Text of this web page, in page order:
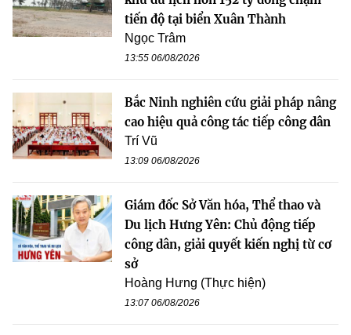
tiến độ tại biển Xuân Thành
Ngọc Trâm
13:55 06/08/2026
Bắc Ninh nghiên cứu giải pháp nâng
cao hiệu quả công tác tiếp công dân
Trí Vũ
13:09 06/08/2026
Giám đốc Sở Văn hóa, Thể thao và
Du lịch Hưng Yên: Chủ động tiếp
công dân, giải quyết kiến nghị từ cơ
sở
Hoàng Hưng (Thực hiện)
13:07 06/08/2026